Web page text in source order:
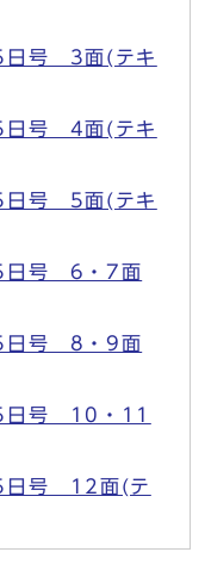
日号 3面(テキ
日号 4面(テキ
日号 5面(テキ
日号 6・7面
日号 8・9面
日号 10・11
日号 12面(テ